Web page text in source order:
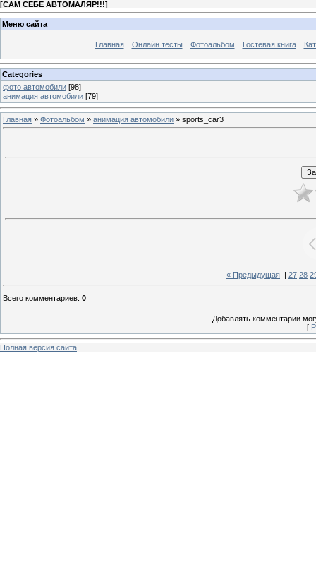
[САМ СЕБЕ АВТОМАЛЯР!!!]
Меню сайта
Главная Онлайн тесты Фотоальбом Гостевая книга
Categories
фото автомобили [98]
анимация автомобили [79]
Главная » Фотоальбом » анимация автомобили » sports_car3
« Предыдущая | 27 28
Всего комментариев: 0
Добавлять комментарии
[
Полная версия сайта